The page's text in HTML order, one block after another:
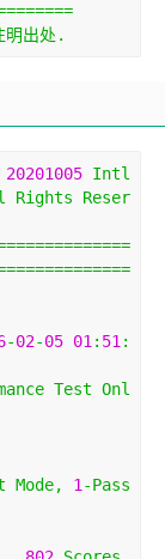
明出处.
20201005 Intl
Rights
Reser
-02-05 01: 51:
Test Onl
Mode, 1-Pass